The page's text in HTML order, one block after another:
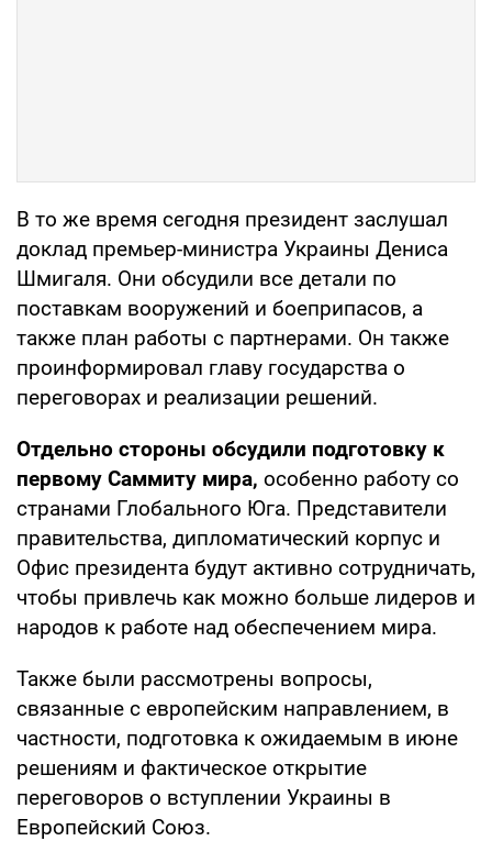
В то же время сегодня президент заслушал
доклад премьер-министра Украины Дениса
Шмигаля. Они обсудили все детали по
поставкам вооружений и боеприпасов, а
также план работы с партнерами. Он также
проинформировал главу государства о
переговорах и реализации решений.
Отдельно стороны обсудили подготовку к
первому Саммиту мира, особенно работу со
странами Глобального Юга. Представители
правительства, дипломатический корпус и
Офис президента будут активно сотрудничать,
чтобы привлечь как можно больше лидеров и
народов к работе над обеспечением мира.
Также были рассмотрены вопросы,
связанные с европейским направлением, в
частности, подготовка к ожидаемым в июне
решениям и фактическое открытие
переговоров о вступлении Украины в
Европейский Союз.